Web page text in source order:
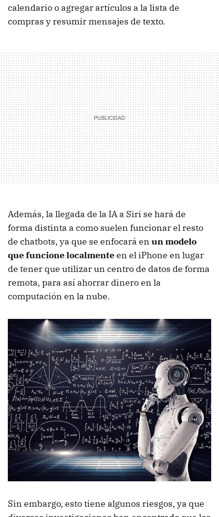
calendario o agregar artículos a la lista de
compras y resumir mensajes de texto.
Además, la llegada de la IA a Siri se hará de
forma distinta a como suelen funcionar el resto
de chatbots, ya que se enfocará en un modelo
que funcione localmenteen el iPhone en lugar
de tener que utilizar un centro de datos de forma
remota, para así ahorrar dinero en la
computación en la nube.
Sin embargo, esto tiene algunos riesgos, ya que